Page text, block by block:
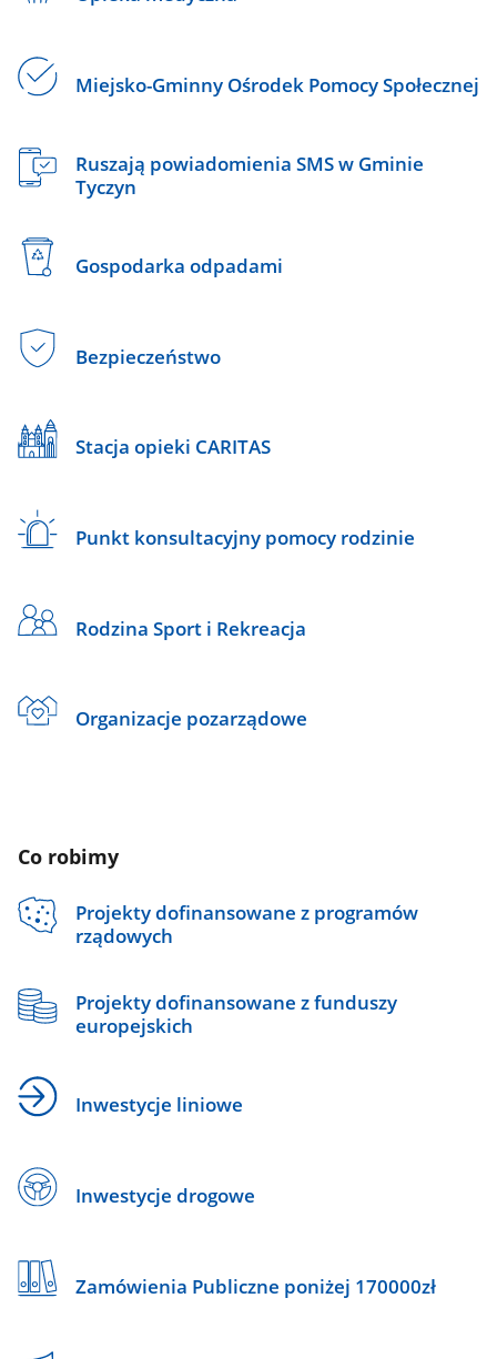
Miejsko-Gminny Ośrodek Pomocy Społecznej
Ruszają powiadomienia SMS w Gminie
Tyczyn
Gospodarka odpadami
Bezpieczeństwo
Stacja opieki CARITAS
Punkt konsultacyjny pomocy rodzinie
Rodzina Sport i Rekreacja
Organizacje pozarządowe
Co robimy
Projekty dofinansowane z programów
rządowych
Projekty dofinansowane z funduszy
europejskich
Inwestycje liniowe
Inwestycje drogowe
Zamówienia Publiczne poniżej 170000zł